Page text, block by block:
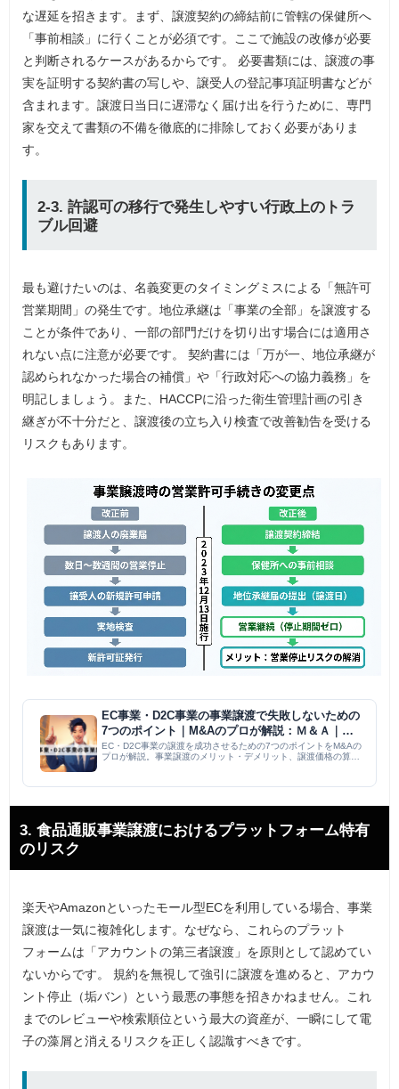
な遅延を招きます。まず、譲渡契約の締結前に管轄の保健所へ
「事前相談」に行くことが必須です。ここで施設の改修が必要
と判断されるケースがあるからです。 必要書類には、譲渡の事
実を証明する契約書の写しや、譲受人の登記事項証明書などが
含まれます。譲渡日当日に遅滞なく届け出を行うために、専門
家を交えて書類の不備を徹底的に排除しておく必要がありま
す。
2-3. 許認可の移行で発生しやすい行政上のトラ
ブル回避
最も避けたいのは、名義変更のタイミングミスによる「無許可
営業期間」の発生です。地位承継は「事業の全部」を譲渡する
ことが条件であり、一部の部門だけを切り出す場合には適用さ
れない点に注意が必要です。 契約書には「万が一、地位承継が
認められなかった場合の補償」や「行政対応への協力義務」を
明記しましょう。また、HACCPに沿った衛生管理計画の引き
継ぎが不十分だと、譲渡後の立ち入り検査で改善勧告を受ける
リスクもあります。
EC事業・D2C事業の事業譲渡で失敗しないための
7つのポイント｜M&Aのプロが解説：Ｍ＆Ａ｜M
＆A PMI コラム
EC・D2C事業の譲渡を成功させるための7つのポイントをM&Aの
プロが解説。事業譲渡のメリット・デメリット、譲渡価格の算定
義...
3. 食品通販事業譲渡におけるプラットフォーム特有
のリスク
楽天やAmazonといったモール型ECを利用している場合、事業
譲渡は一気に複雑化します。なぜなら、これらのプラット
フォームは「アカウントの第三者譲渡」を原則として認めてい
ないからです。 規約を無視して強引に譲渡を進めると、アカウ
ント停止（垢バン）という最悪の事態を招きかねません。これ
までのレビューや検索順位という最大の資産が、一瞬にして電
子の藻屑と消えるリスクを正しく認識すべきです。